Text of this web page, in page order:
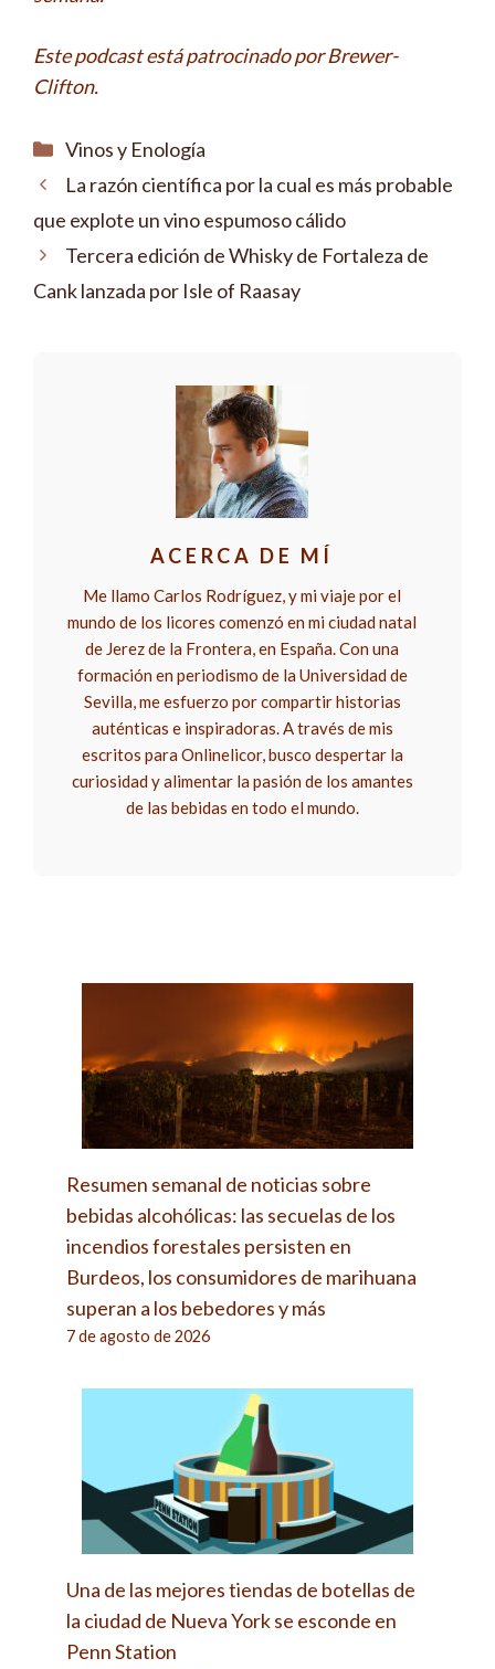
Este podcast está patrocinado por Brewer-
Clifton.
Categorías
Vinos y Enología
La razón científica por la cual es más probable
que explote un vino espumoso cálido
Tercera edición de Whisky de Fortaleza de
Cank lanzada por Isle of Raasay
ACERCA DE MÍ
Me llamo Carlos Rodríguez, y mi viaje por el
mundo de los licores comenzó en mi ciudad natal
de Jerez de la Frontera, en España. Con una
formación en periodismo de la Universidad de
Sevilla, me esfuerzo por compartir historias
auténticas e inspiradoras. A través de mis
escritos para Onlinelicor, busco despertar la
curiosidad y alimentar la pasión de los amantes
de las bebidas en todo el mundo.
Resumen semanal de noticias sobre
bebidas alcohólicas: las secuelas de los
incendios forestales persisten en
Burdeos, los consumidores de marihuana
superan a los bebedores y más
7 de agosto de 2026
Una de las mejores tiendas de botellas de
la ciudad de Nueva York se esconde en
Penn Station